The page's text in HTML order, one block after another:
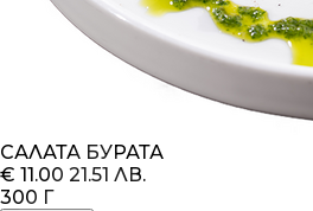
САЛАТА БУРАТА
€ 11.00 21.51 ЛВ.
300 Г